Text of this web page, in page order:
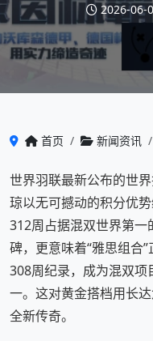
2026-06-
首页 新闻资讯
世界羽联最新公布的世
琼以无可撼动的积分优
312周占据混双世界第
碑，更意味着“雅思组合
308周纪录，成为混双
一。这对黄金搭档用长
全新传奇。